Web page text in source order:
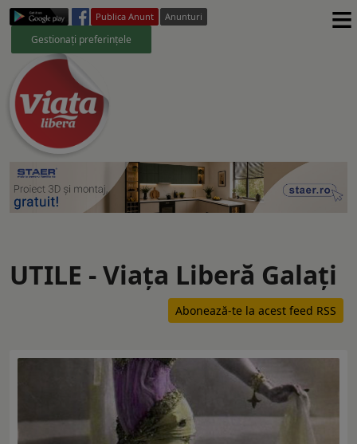
Publica Anunt Anunturi
Gestionați preferințele ≡
UTILE - Viaţa Liberă Galaţi
Abonează-te la acest feed RSS